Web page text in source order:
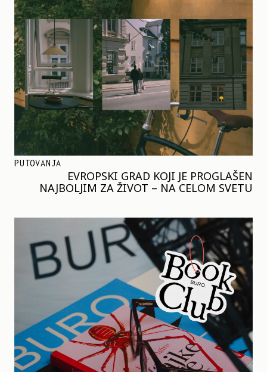
PUTOVANJA
EVROPSKI GRAD KOJI JE PROGLAŠEN
NAJBOLJIM ZA ŽIVOT – NA CELOM SVETU